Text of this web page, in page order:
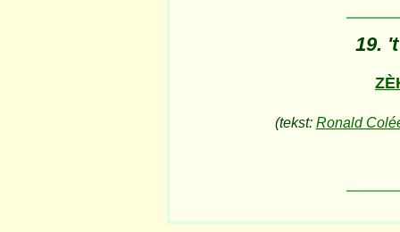
19.
(tekst: Ronald